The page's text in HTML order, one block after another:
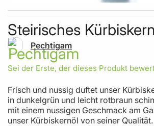
Skip to the beginning of the images gallery
Steirisches
Pechtigam
Sei der Erste, der dieses Produkt
Frisch und nussig duftet unser
in dunkelgrün und leicht rotbraun
mit einem nussigen Geschmack am
unser Kürbiskernöl von seiner Qualität.